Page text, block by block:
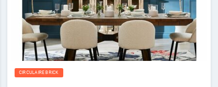
CIRCULAIRE BRICK